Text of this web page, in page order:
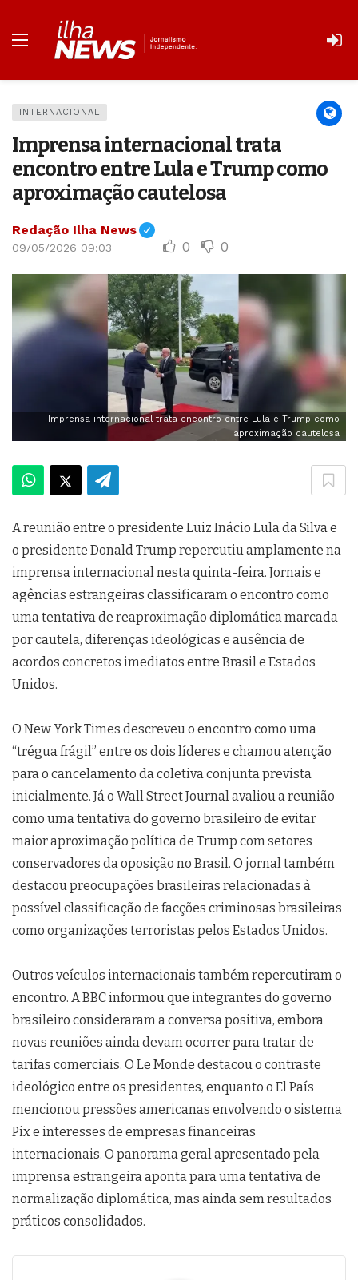
INTERNACIONAL
Imprensa internacional trata
encontro entre Lula e Trump como
aproximação cautelosa
Redação Ilha News
09/05/2026 09:03 0 0
Imprensa internacional trata encontro entre Lula e Trump como
aproximação cautelosa
A reunião entre o presidente Luiz Inácio Lula da Silva e
o presidente Donald Trump repercutiu amplamente na
imprensa internacional nesta quinta-feira. Jornais e
agências estrangeiras classificaram o encontro como
uma tentativa de reaproximação diplomática marcada
por cautela, diferenças ideológicas e ausência de
acordos concretos imediatos entre Brasil e Estados
Unidos.
O New York Times descreveu o encontro como uma
“trégua frágil” entre os dois líderes e chamou atenção
para o cancelamento da coletiva conjunta prevista
inicialmente. Já o Wall Street Journal avaliou a reunião
como uma tentativa do governo brasileiro de evitar
maior aproximação política de Trump com setores
conservadores da oposição no Brasil. O jornal também
destacou preocupações brasileiras relacionadas à
possível classificação de facções criminosas brasileiras
como organizações terroristas pelos Estados Unidos.
Outros veículos internacionais também repercutiram o
encontro. A BBC informou que integrantes do governo
brasileiro consideraram a conversa positiva, embora
novas reuniões ainda devam ocorrer para tratar de
tarifas comerciais. O Le Monde destacou o contraste
ideológico entre os presidentes, enquanto o El País
mencionou pressões americanas envolvendo o sistema
Pix e interesses de empresas financeiras
internacionais. O panorama geral apresentado pela
imprensa estrangeira aponta para uma tentativa de
normalização diplomática, mas ainda sem resultados
práticos consolidados.